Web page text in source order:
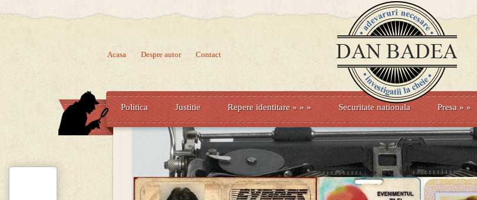
Acasa Despre autor Contact
Politica Justitie Repere identitare » » » Securitate nationala Presa » »